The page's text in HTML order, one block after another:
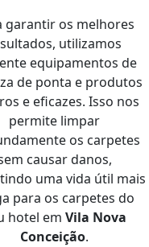
garantir os melhores
utilizamos
equipamentos de
de ponta e produtos
e eficazes. Isso nos
permite limpar
os carpetes
causar danos,
uma vida útil mais
para os carpetes do
hotel em Vila Nova
Conceição.